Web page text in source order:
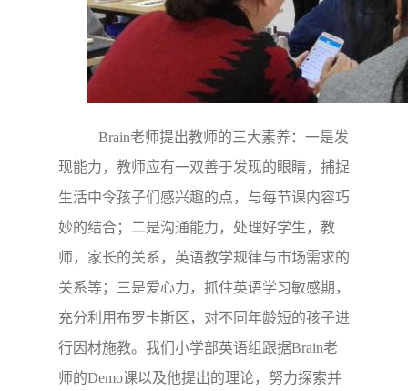
Brain老师提出教师的三大素养：一是发
现能力，教师应有一双善于发现的眼睛，捕捉
生活中令孩子们感兴趣的点，与每节课内容巧
妙的结合；二是沟通能力，处理好学生，教
师，家长的关系，英语教学规律与市场需求的
关系等；三是爱心力，抓住英语学习敏感期，
充分利用布罗卡斯区，对不同年龄短的孩子进
行因材施教。我们小学部英语组跟据Brain老
师的Demo课以及他提出的理论，努力探索并